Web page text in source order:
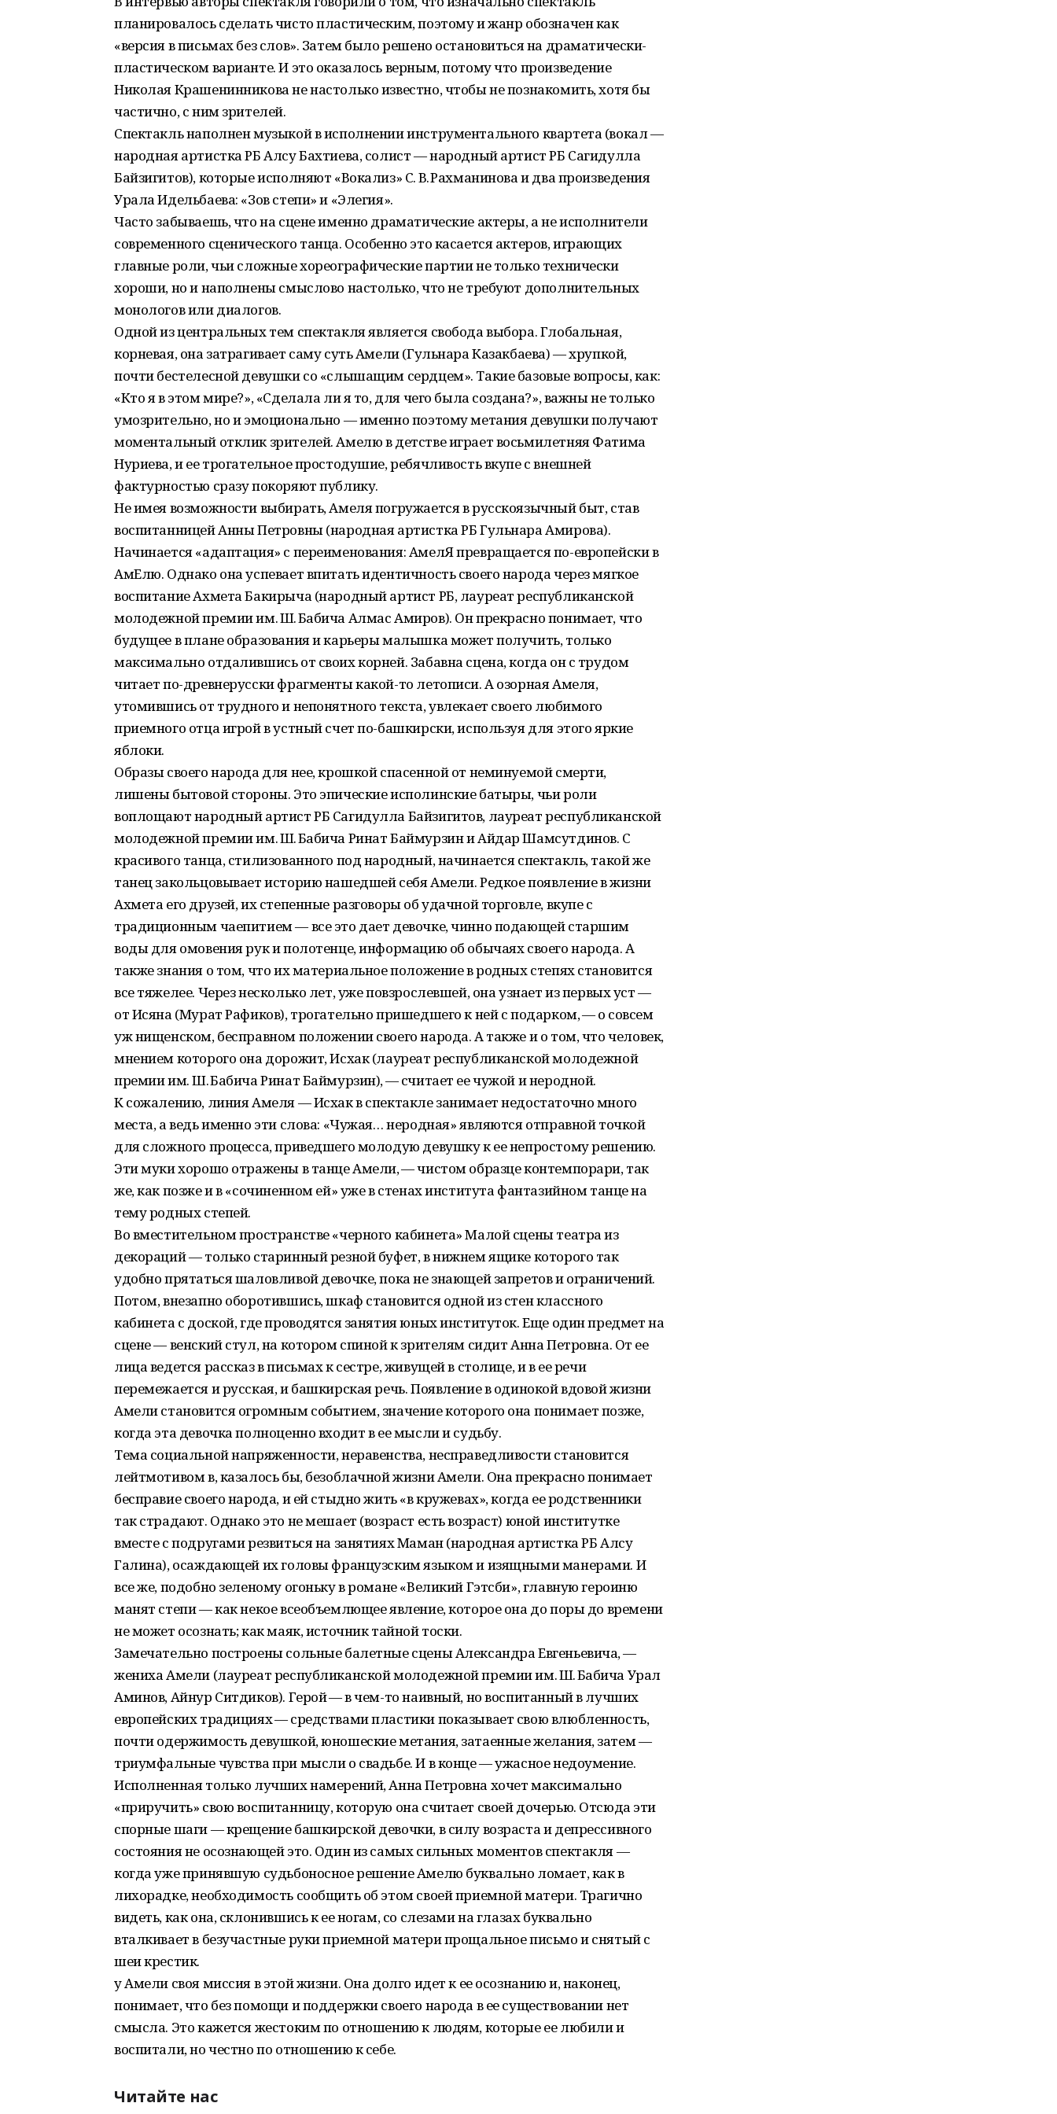
планировалось сделать чисто пластическим, поэтому и жанр обозначен как
«версия в письмах без слов». Затем было решено остановиться на драматически-
пластическом варианте. И это оказалось верным, потому что произведение
Николая Крашенинникова не настолько известно, чтобы не познакомить, хотя бы
частично, с ним зрителей.
Спектакль наполнен музыкой в исполнении инструментального квартета (вокал —
народная артистка РБ Алсу Бахтиева, солист — народный артист РБ Сагидулла
Байзигитов), которые исполняют «Вокализ» С. В. Рахманинова и два произведения
Урала Идельбаева: «Зов степи» и «Элегия».
Часто забываешь, что на сцене именно драматические актеры, а не исполнители
современного сценического танца. Особенно это касается актеров, играющих
главные роли, чьи сложные хореографические партии не только технически
хороши, но и наполнены смыслово настолько, что не требуют дополнительных
монологов или диалогов.
Одной из центральных тем спектакля является свобода выбора. Глобальная,
корневая, она затрагивает саму суть Амели (Гульнара Казакбаева) — хрупкой,
почти бестелесной девушки со «слышащим сердцем». Такие базовые вопросы, как:
«Кто я в этом мире?», «Сделала ли я то, для чего была создана?», важны не только
умозрительно, но и эмоционально — именно поэтому метания девушки получают
моментальный отклик зрителей. Амелю в детстве играет восьмилетняя Фатима
Нуриева, и ее трогательное простодушие, ребячливость вкупе с внешней
фактурностью сразу покоряют публику.
Не имея возможности выбирать, Амеля погружается в русскоязычный быт, став
воспитанницей Анны Петровны (народная артистка РБ Гульнара Амирова).
Начинается «адаптация» с переименования: АмелЯ превращается по-европейски в
АмЕлю. Однако она успевает впитать идентичность своего народа через мягкое
воспитание Ахмета Бакирыча (народный артист РБ, лауреат республиканской
молодежной премии им. Ш. Бабича Алмас Амиров). Он прекрасно понимает, что
будущее в плане образования и карьеры малышка может получить, только
максимально отдалившись от своих корней. Забавна сцена, когда он с трудом
читает по-древнерусски фрагменты какой-то летописи. А озорная Амеля,
утомившись от трудного и непонятного текста, увлекает своего любимого
приемного отца игрой в устный счет по-башкирски, используя для этого яркие
яблоки.
Образы своего народа для нее, крошкой спасенной от неминуемой смерти,
лишены бытовой стороны. Это эпические исполинские батыры, чьи роли
воплощают народный артист РБ Сагидулла Байзигитов, лауреат республиканской
молодежной премии им. Ш. Бабича Ринат Баймурзин и Айдар Шамсутдинов. С
красивого танца, стилизованного под народный, начинается спектакль, такой же
танец закольцовывает историю нашедшей себя Амели. Редкое появление в жизни
Ахмета его друзей, их степенные разговоры об удачной торговле, вкупе с
традиционным чаепитием — все это дает девочке, чинно подающей старшим
воды для омовения рук и полотенце, информацию об обычаях своего народа. А
также знания о том, что их материальное положение в родных степях становится
все тяжелее. Через несколько лет, уже повзрослевшей, она узнает из первых уст —
от Исяна (Мурат Рафиков), трогательно пришедшего к ней с подарком, — о совсем
уж нищенском, бесправном положении своего народа. А также и о том, что человек,
мнением которого она дорожит, Исхак (лауреат республиканской молодежной
премии им. Ш. Бабича Ринат Баймурзин), — считает ее чужой и неродной.
К сожалению, линия Амеля — Исхак в спектакле занимает недостаточно много
места, а ведь именно эти слова: «Чужая… неродная» являются отправной точкой
для сложного процесса, приведшего молодую девушку к ее непростому решению.
Эти муки хорошо отражены в танце Амели, — чистом образце контемпорари, так
же, как позже и в «сочиненном ей» уже в стенах института фантазийном танце на
тему родных степей.
Во вместительном пространстве «черного кабинета» Малой сцены театра из
декораций — только старинный резной буфет, в нижнем ящике которого так
удобно прятаться шаловливой девочке, пока не знающей запретов и ограничений.
Потом, внезапно оборотившись, шкаф становится одной из стен классного
кабинета с доской, где проводятся занятия юных институток. Еще один предмет на
сцене — венский стул, на котором спиной к зрителям сидит Анна Петровна. От ее
лица ведется рассказ в письмах к сестре, живущей в столице, и в ее речи
перемежается и русская, и башкирская речь. Появление в одинокой вдовой жизни
Амели становится огромным событием, значение которого она понимает позже,
когда эта девочка полноценно входит в ее мысли и судьбу.
Тема социальной напряженности, неравенства, несправедливости становится
лейтмотивом в, казалось бы, безоблачной жизни Амели. Она прекрасно понимает
бесправие своего народа, и ей стыдно жить «в кружевах», когда ее родственники
так страдают. Однако это не мешает (возраст есть возраст) юной институтке
вместе с подругами резвиться на занятиях Маман (народная артистка РБ Алсу
Галина), осаждающей их головы французским языком и изящными манерами. И
все же, подобно зеленому огоньку в романе «Великий Гэтсби», главную героиню
манят степи — как некое всеобъемлющее явление, которое она до поры до времени
не может осознать; как маяк, источник тайной тоски.
Замечательно построены сольные балетные сцены Александра Евгеньевича, —
жениха Амели (лауреат республиканской молодежной премии им. Ш. Бабича Урал
Аминов, Айнур Ситдиков). Герой — в чем-то наивный, но воспитанный в лучших
европейских традициях — средствами пластики показывает свою влюбленность,
почти одержимость девушкой, юношеские метания, затаенные желания, затем —
триумфальные чувства при мысли о свадьбе. И в конце — ужасное недоумение.
Исполненная только лучших намерений, Анна Петровна хочет максимально
«приручить» свою воспитанницу, которую она считает своей дочерью. Отсюда эти
спорные шаги — крещение башкирской девочки, в силу возраста и депрессивного
состояния не осознающей это. Один из самых сильных моментов спектакля —
когда уже принявшую судьбоносное решение Амелю буквально ломает, как в
лихорадке, необходимость сообщить об этом своей приемной матери. Трагично
видеть, как она, склонившись к ее ногам, со слезами на глазах буквально
вталкивает в безучастные руки приемной матери прощальное письмо и снятый с
шеи крестик.
у Амели своя миссия в этой жизни. Она долго идет к ее осознанию и, наконец,
понимает, что без помощи и поддержки своего народа в ее существовании нет
смысла. Это кажется жестоким по отношению к людям, которые ее любили и
воспитали, но честно по отношению к себе.
Читайте нас